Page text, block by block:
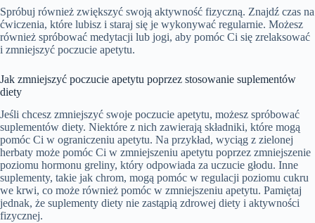
Spróbuj również zwiększyć swoją aktywność fizyczną. Znajdź czas na
ćwiczenia, które lubisz i staraj się je wykonywać regularnie. Możesz
również spróbować medytacji lub jogi, aby pomóc Ci się zrelaksować
i zmniejszyć poczucie apetytu.
Jak zmniejszyć poczucie apetytu poprzez stosowanie suplementów
diety
Jeśli chcesz zmniejszyć swoje poczucie apetytu, możesz spróbować
suplementów diety. Niektóre z nich zawierają składniki, które mogą
pomóc Ci w ograniczeniu apetytu. Na przykład, wyciąg z zielonej
herbaty może pomóc Ci w zmniejszeniu apetytu poprzez zmniejszenie
poziomu hormonu greliny, który odpowiada za uczucie głodu. Inne
suplementy, takie jak chrom, mogą pomóc w regulacji poziomu cukru
we krwi, co może również pomóc w zmniejszeniu apetytu. Pamiętaj
jednak, że suplementy diety nie zastąpią zdrowej diety i aktywności
fizycznej.